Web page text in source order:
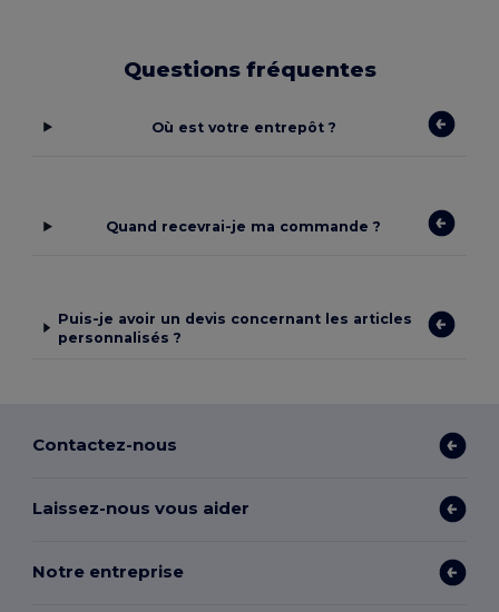
Questions fréquentes
Où est votre entrepôt ?
Quand recevrai-je ma commande ?
Puis-je avoir un devis concernant les articles
personnalisés ?
Contactez-nous
Laissez-nous vous aider
Notre entreprise